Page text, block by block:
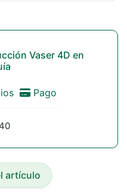
Vaser 4D en
Pago
artículo